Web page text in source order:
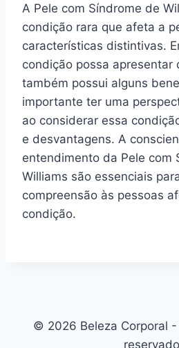
A Pele com Síndrome de
condição rara que afeta a
características distintivas.
condição possa apresentar
também possui alguns
importante ter uma
ao considerar essa
e desvantagens. A
entendimento da Pele com
Williams são essenciais
compreensão às pessoas
condição.
© 2026 Beleza Corporal